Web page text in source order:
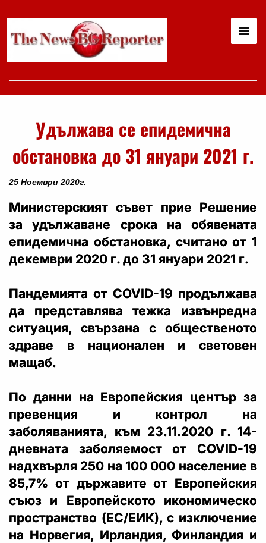
Удължава се епидемична
обстановка до 31 януари 2021 г.
25 Ноември 2020г.
Министерският съвет прие Решение
за удължаване срока на обявената
епидемична обстановка, считано от 1
декември 2020 г. до 31 януари 2021 г.
Пандемията от COVID-19 продължава
да представлява тежка извънредна
ситуация, свързана с общественото
здраве в национален и световен
мащаб.
По данни на Европейския център за
превенция и контрол на
заболяванията, към 23.11.2020 г. 14-
дневната заболяемост от COVID-19
надхвърля 250 на 100 000 население в
85,7% от държавите от Европейския
съюз и Европейското икономическо
пространство (ЕС/ЕИК), с изключение
на Норвегия, Ирландия, Финландия и